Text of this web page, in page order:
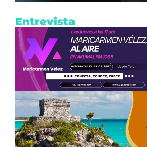
Entrevista